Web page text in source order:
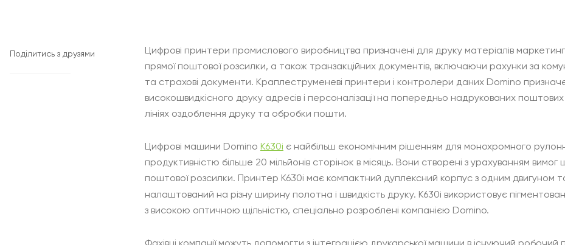
Поділитись з друзями
Цифрові принтери промислового виробництва призначені для друку матеріалів
прямої поштової розсилки, а також транзакційних документів, включаючи рахунки за
та страхові документи. Краплеструменеві принтери і контролери даних Domino
високошвидкісного друку адресів і персоналізації на попередньо надрукованих
лініях оздоблення друку та обробки пошти.
Цифрові машини Domino K630i є найбільш економічним рішенням для монохромного
продуктивністю більше 20 мільйонів сторінок в місяць. Вони створені з урахуванням вимог
поштової розсилки. Принтер K630i має компактний дуплексний корпус з одним двигуном
налаштований на різну ширину полотна і швидкість друку. K630i використовує
з високою оптичною щільністю, спеціально розроблені компанією Domino.